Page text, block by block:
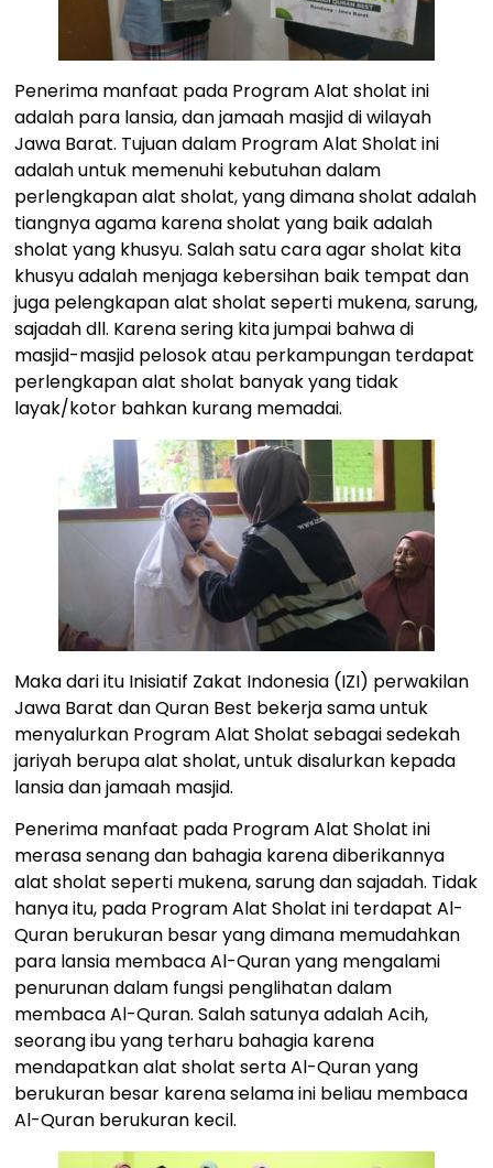
Penerima manfaat pada Program Alat sholat ini
adalah para lansia, dan jamaah masjid di wilayah
Jawa Barat. Tujuan dalam Program Alat Sholat ini
adalah untuk memenuhi kebutuhan dalam
perlengkapan alat sholat, yang dimana sholat adalah
tiangnya agama karena sholat yang baik adalah
sholat yang khusyu. Salah satu cara agar sholat kita
khusyu adalah menjaga kebersihan baik tempat dan
juga pelengkapan alat sholat seperti mukena, sarung,
sajadah dll. Karena sering kita jumpai bahwa di
masjid-masjid pelosok atau perkampungan terdapat
perlengkapan alat sholat banyak yang tidak
layak/kotor bahkan kurang memadai.
Maka dari itu Inisiatif Zakat Indonesia (IZI) perwakilan
Jawa Barat dan Quran Best bekerja sama untuk
menyalurkan Program Alat Sholat sebagai sedekah
jariyah berupa alat sholat, untuk disalurkan kepada
lansia dan jamaah masjid.
Penerima manfaat pada Program Alat Sholat ini
merasa senang dan bahagia karena diberikannya
alat sholat seperti mukena, sarung dan sajadah. Tidak
hanya itu, pada Program Alat Sholat ini terdapat Al-
Quran berukuran besar yang dimana memudahkan
para lansia membaca Al-Quran yang mengalami
penurunan dalam fungsi penglihatan dalam
membaca Al-Quran. Salah satunya adalah Acih,
seorang ibu yang terharu bahagia karena
mendapatkan alat sholat serta Al-Quran yang
berukuran besar karena selama ini beliau membaca
Al-Quran berukuran kecil.